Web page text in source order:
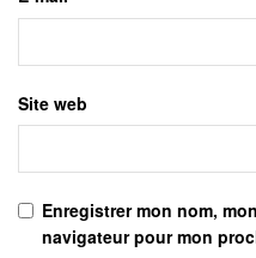
Site web
Enregistrer mon nom,
navigateur pour mon